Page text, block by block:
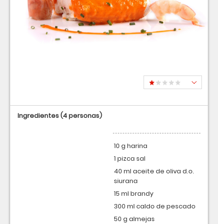
Ingredientes(4 personas)
10 g harina
1 pizca sal
40 ml aceite de oliva d.o.
siurana
15 ml brandy
300 ml caldo de pescado
50 g almejas